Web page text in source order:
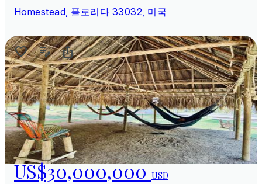
Homestead, 플로리다 33032, 미국
US$30,000,000USD